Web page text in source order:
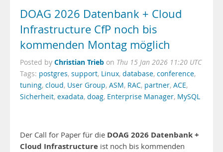
DOAG 2026 Datenbank + Cloud
Infrastructure CfP noch bis
kommenden Montag möglich
Posted by Christian Trieb on Thu 15 Jan 2026 11:20 UTC
Tags: postgres, support, Linux, database, conference,
tuning, cloud, User Group, ASM, RAC, partner, ACE,
Sicherheit, exadata, doag, Enterprise Manager, MySQL
Der Call for Paper für die DOAG 2026 Datenbank +
Cloud Infrastructure ist noch bis kommenden